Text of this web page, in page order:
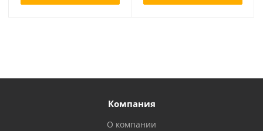
Компания
О компании